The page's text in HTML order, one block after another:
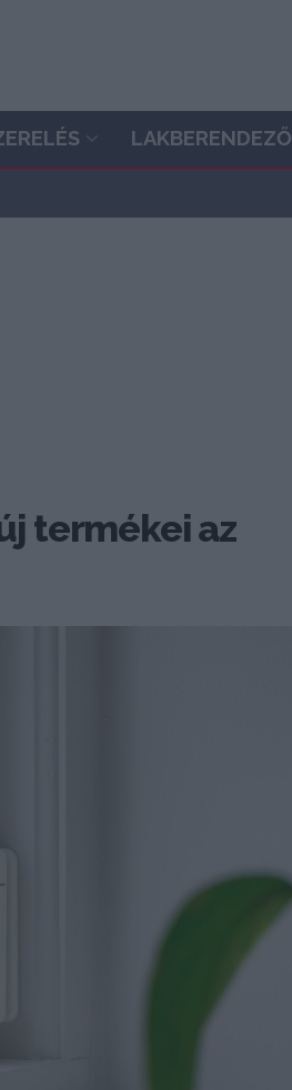
LAKBERENDEZŐ
termékei az